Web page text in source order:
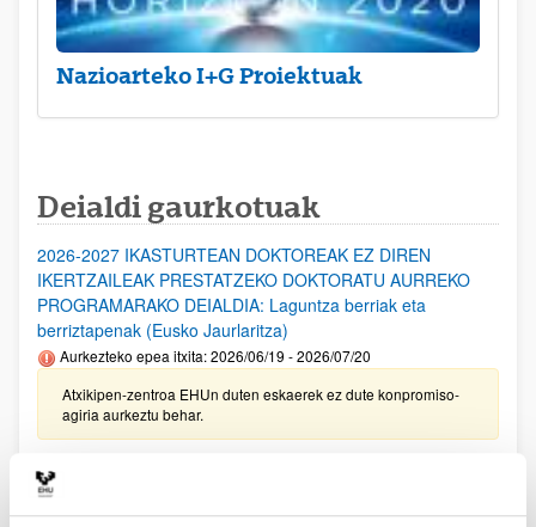
Nazioarteko I+G Proiektuak
Deialdi gaurkotuak
2026-2027 IKASTURTEAN DOKTOREAK EZ DIREN
IKERTZAILEAK PRESTATZEKO DOKTORATU AURREKO
PROGRAMARAKO DEIALDIA: Laguntza berriak eta
berriztapenak (Eusko Jaurlaritza)
Aurkezteko epea itxita: 2026/06/19 - 2026/07/20
Atxikipen-zentroa EHUn duten eskaerek ez dute konpromiso-
agiria aurkeztu behar.
Ikertzaile Doktoreen Hobekuntzarako doktoretza-ondoko
Programen deialdia, Eusko Jaurlaritza 2026-2029
Aurkezteko epea itxita: 2026/06/19 - 2026/07/20